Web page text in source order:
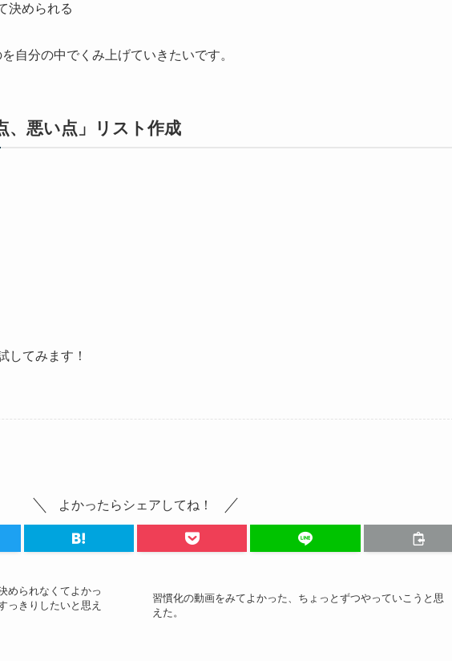
決められる
自分の中でくみ上げていきたいです。
、悪い点」リスト作成
してみます！
よかったらシェアしてね！
められなくてよかっ
っきりしたいと思え
習慣化の動画をみてよかった、ちょっとずつやっていこうと思
えた。